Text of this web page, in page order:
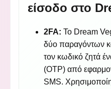
είσοδο στο
2FA: Το Dream
δύο παραγόντων
τον κωδικό ζητά
(OTP) από
SMS.